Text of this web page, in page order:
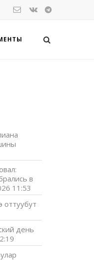
в
11:53
оттуубут
день